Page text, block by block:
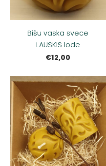
Bišu vaska svece
LAUSKIS lode
€12,00